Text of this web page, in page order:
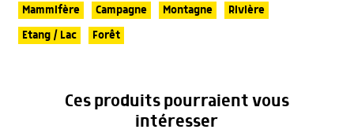
Mammifère Campagne Montagne
Rivière
Etang / Lac
Forêt
Ces produits pourraient vous
intéresser